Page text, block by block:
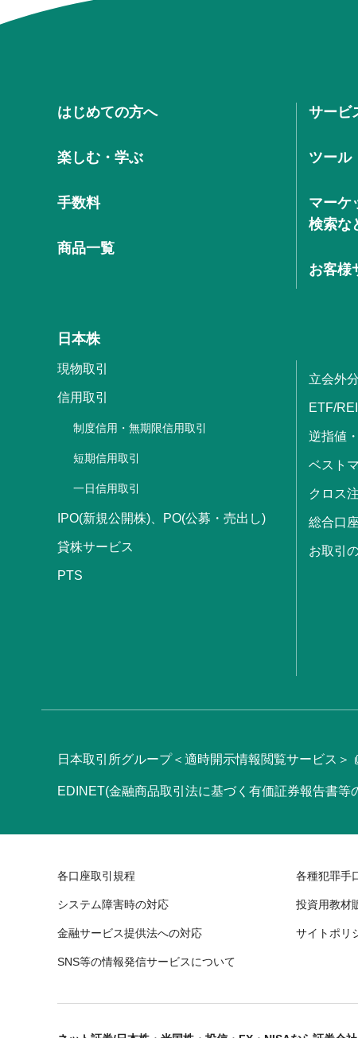
はじめての方へ
楽しむ・学ぶ
手数料
商品一覧
サービ
ツール
マーケ
検索な
お客様
日本株
現物取引
信用取引
制度信用・無期限信用取引
短期信用取引
一日信用取引
IPO(新規公開株)、PO(公募・売出し)
貸株サービス
PTS
立会外
ETF/
逆指値
ベスト
クロス
総合口
お取引
日本取引所グループ＜適時開示情報閲覧サービス＞
EDINET(金融商品取引法に基づく有価証券報告書
各口座取引規程 各種犯罪手
システム障害時の対応 投資用教材
金融サービス提供法への対応 サイトポリ
SNS等の情報発信サービスについて